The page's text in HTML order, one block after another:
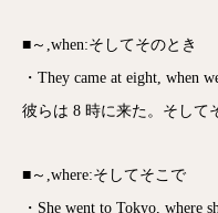
■～,when:そしてそのとき
・They came at eight, when
彼らは 8 時に来た。そして
■～,where:そしてそこで
・She went to Tokyo, where